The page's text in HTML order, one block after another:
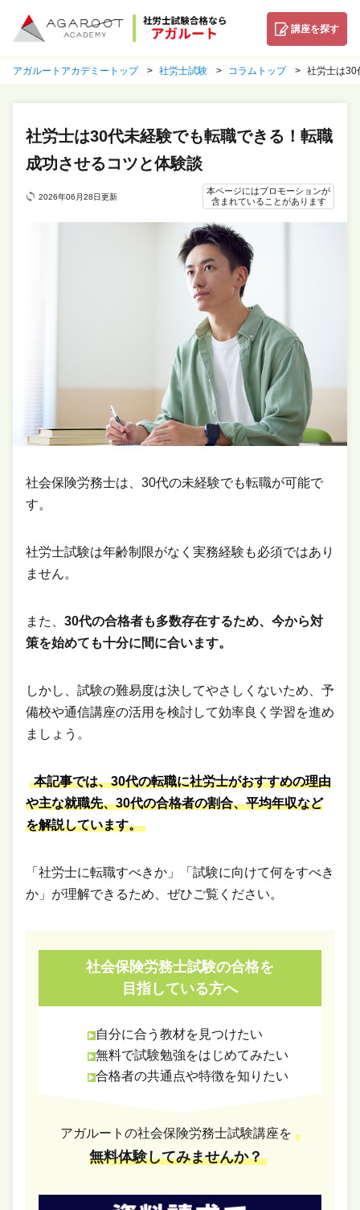
講座を探す
アガルートアカデミートップ 社労士試験 コラムトップ 社労士は30
社労士は30代未経験でも転職できる！転職
成功させるコツと体験談
2026年06月28日更新
本ページにはプロモーションが
含まれていることがあります
社会保険労務士は、30代の未経験でも転職が可能で
す。
社労士試験は年齢制限がなく実務経験も必須ではあり
ません。
また、 30代の合格者も多数存在するため、今から対
策を始めても十分に間に合います。
しかし、試験の難易度は決してやさしくないため、予
備校や通信講座の活用を検討して効率良く学習を進め
ましょう。
本記事では、30代の転職に社労士がおすすめの理由
や主な就職先、30代の合格者の割合、平均年収など
を解説しています。
「社労士に転職すべきか」「試験に向けて何をすべき
か」が理解できるため、ぜひご覧ください。
社会保険労務士試験の合格を
目指している方へ
自分に合う教材を見つけたい
無料で試験勉強をはじめてみたい
合格者の共通点や特徴を知りたい
アガルートの社会保険労務士試験講座を
無料体験してみませんか？